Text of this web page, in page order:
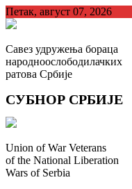
Skip
to
Петак, август 07, 2026
Савез удружења бораца
народноослободилачких
ратова Србије
СУБНОР СРБИЈЕ
Union of War Veterans
of the National Liberation
Wars of Serbia